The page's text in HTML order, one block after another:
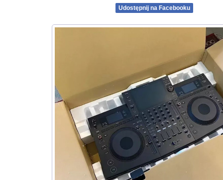
Udostępnij na Facebooku